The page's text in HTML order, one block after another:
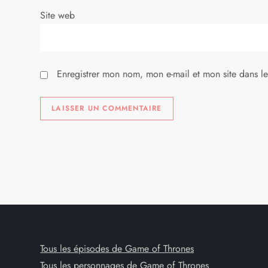
t
c
l
Site web
Enregistrer mon nom, mon e-mail et mon site dans
Tous les épisodes de Game of Thrones